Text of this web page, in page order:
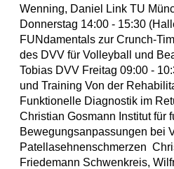
Wenning, Daniel Link TU
Donnerstag 14:00 - 15:30
FUNdamentals zur Crunch-
des DVV für Volleyball und
Tobias DVV Freitag 09:00 -
und Training Von der
Funktionelle Diagnostik im
Christian Gosmann Institut für
Bewegungsanpassungen bei
Patellasehnenschmerzen
Friedemann Schwenkreis,